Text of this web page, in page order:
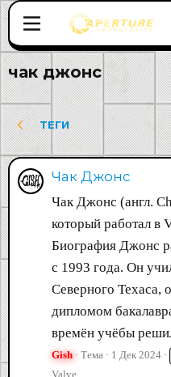
чак джонс
ТЕГИ
Чак Джонс
Чак Джонс (англ.
который работал в
Биография Джонс
с 1993 года. Он
Северного Техаса,
дипломом
времён учёбы
Gish Тема 1 Дек 2024
Valve